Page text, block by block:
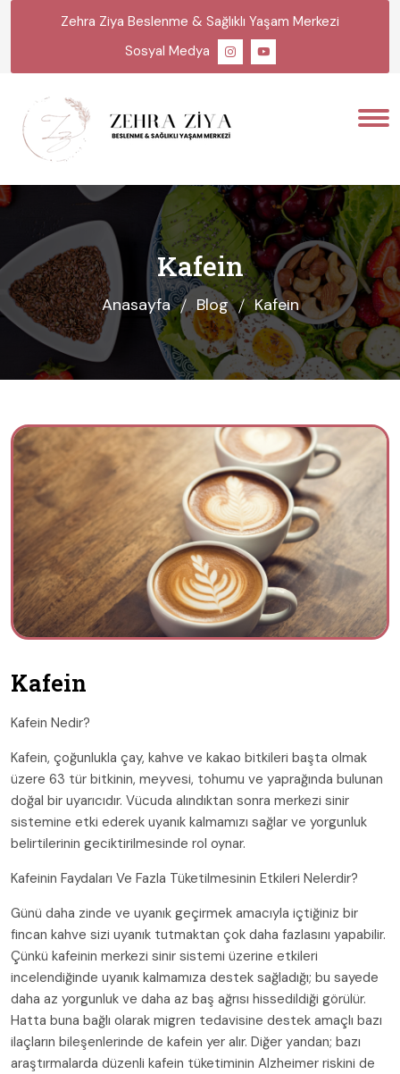
Zehra Ziya Beslenme & Sağlıklı Yaşam Merkezi
Sosyal Medya
Kafein
Anasayfa Blog Kafein
Kafein
Kafein Nedir?
Kafein, çoğunlukla çay, kahve ve kakao bitkileri başta olmak
üzere 63 tür bitkinin, meyvesi, tohumu ve yaprağında bulunan
doğal bir uyarıcıdır. Vücuda alındıktan sonra merkezi sinir
sistemine etki ederek uyanık kalmamızı sağlar ve yorgunluk
belirtilerinin geciktirilmesinde rol oynar.
Kafeinin Faydaları Ve Fazla Tüketilmesinin Etkileri Nelerdir?
Günü daha zinde ve uyanık geçirmek amacıyla içtiğiniz bir
fincan kahve sizi uyanık tutmaktan çok daha fazlasını yapabilir.
Çünkü kafeinin merkezi sinir sistemi üzerine etkileri
incelendiğinde uyanık kalmamıza destek sağladığı; bu sayede
daha az yorgunluk ve daha az baş ağrısı hissedildiği görülür.
Hatta buna bağlı olarak migren tedavisine destek amaçlı bazı
ilaçların bileşenlerinde de kafein yer alır. Diğer yandan; bazı
araştırmalarda düzenli kafein tüketiminin Alzheimer riskini de